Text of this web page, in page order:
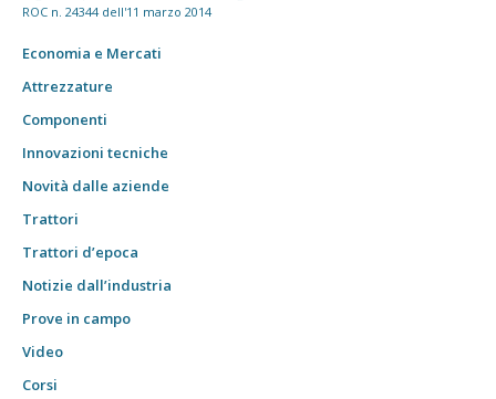
ROC n. 24344 dell'11 marzo 2014
Economia e Mercati
Attrezzature
Componenti
Innovazioni tecniche
Novità dalle aziende
Trattori
Trattori d’epoca
Notizie dall’industria
Prove in campo
Video
Corsi